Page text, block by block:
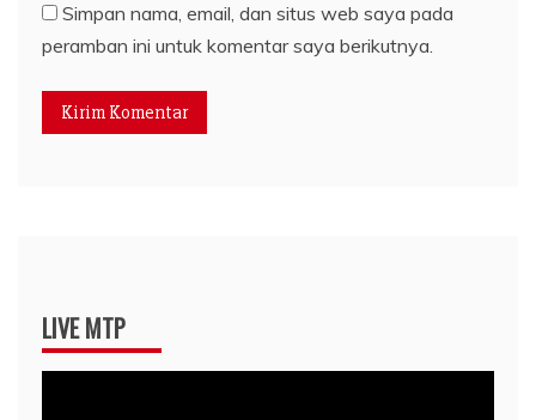
Simpan nama, email, dan situs web saya pada
peramban ini untuk komentar saya berikutnya.
LIVE MTP